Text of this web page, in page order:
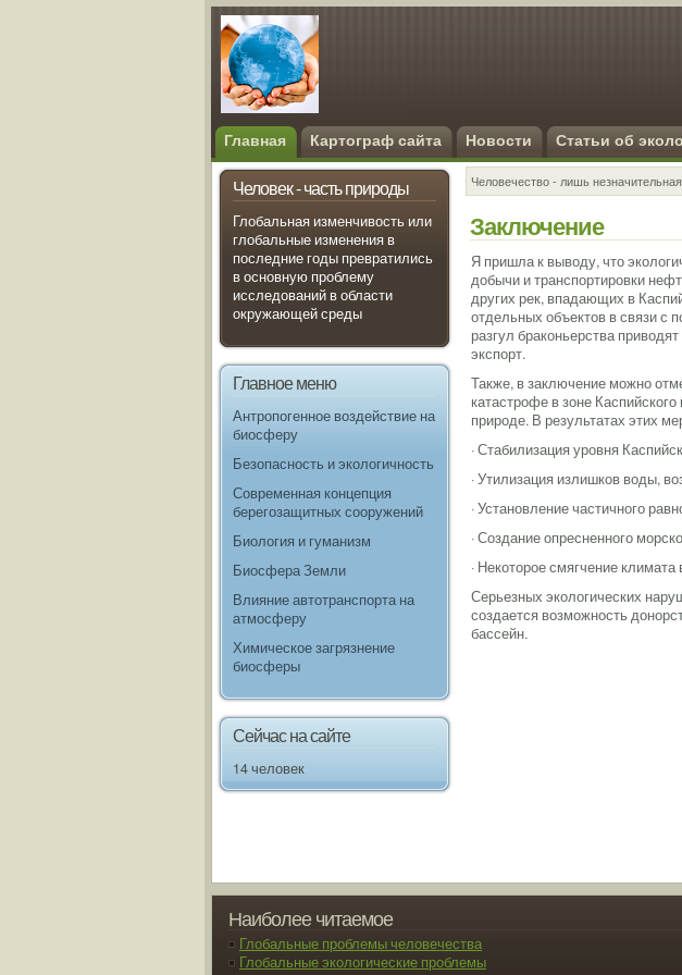
Главная Картограф сайта Новости Статьи об
Человек - часть природы
Глобальная изменчивость или
глобальные изменения в
последние годы превратились
в основную проблему
исследований в области
окружающей среды
Главное меню
Антропогенное воздействие на
биосферу
Безопасность и экологичность
Современная концепция
берегозащитных сооружений
Биология и гуманизм
Биосфера Земли
Влияние автотранспорта на
атмосферу
Химическое загрязнение
биосферы
Сейчас на сайте
14 человек
Человечество - лишь
Заключение
Я пришла к выводу, что
добычи и транспортировки
других рек, впадающих в
отдельных объектов в связи с
разгул браконьерства
экспорт.
Также, в заключение можно
катастрофе в зоне
природе. В результатах этих
· Стабилизация уровня
· Утилизация излишков воды,
· Установление частичного
· Создание опресненного
· Некоторое смягчение климата
Серьезных экологических
создается возможность
бассейн.
Наиболее читаемое
Глобальные проблемы человечества
Глобальные экологические проблемы